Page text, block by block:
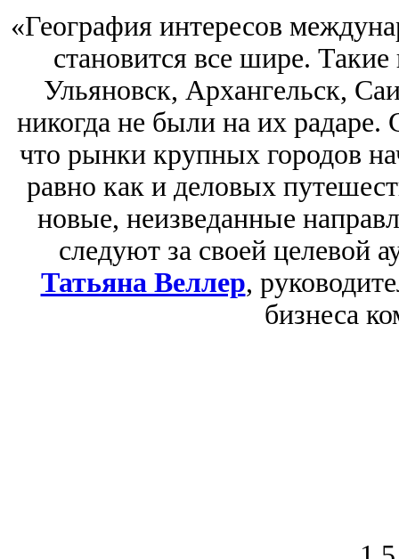
«География интересов
становится все шире.
Ульяновск, Архангельск,
никогда не были на их радаре.
что рынки крупных городов
равно как и деловых
новые, неизведанные
следуют за своей целевой
Татьяна Веллер,
бизнеса